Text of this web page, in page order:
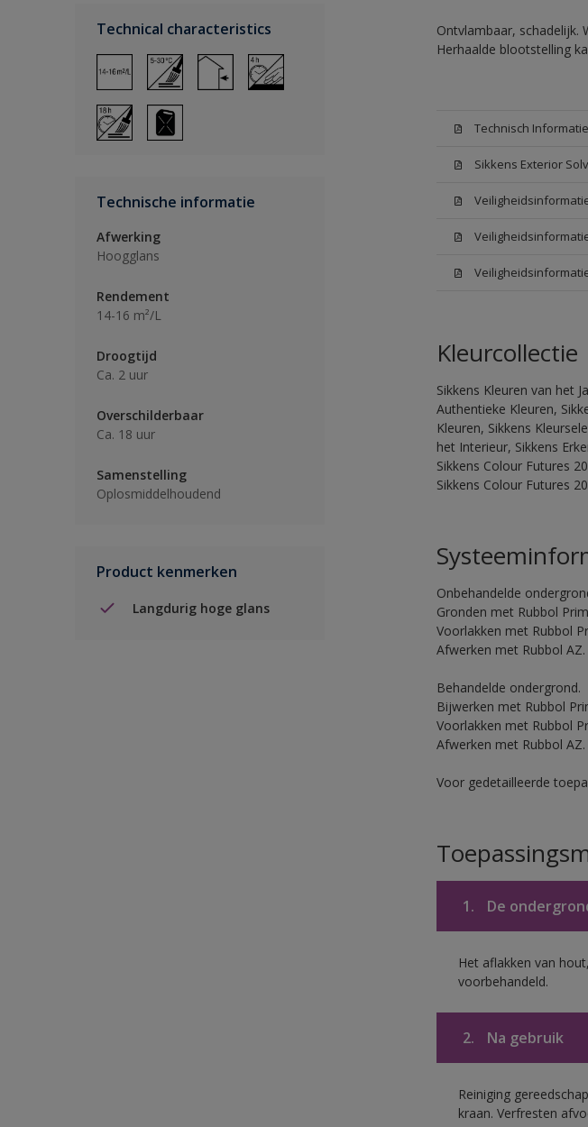
Technical characteristics
Technische informatie
Afwerking
Hoogglans
Rendement
14-16 m²/L
Droogtijd
Ca. 2 uur
Overschilderbaar
Ca. 18 uur
Samenstelling
Oplosmiddelhoudend
Product kenmerken
Langdurig hoge glans
Ontvlambaar, schadelijk.
Herhaalde blootstelling
Technisch
Sikkens Exterior
Kleurcollectie
Sikkens Kleuren van het
Authentieke Kleuren,
Kleuren, Sikkens
het Interieur, Sikkens
Sikkens Colour Futures
Sikkens Colour Futures
Onbehandelde
Gronden met Rubbol
Voorlakken met Rubbol
Afwerken met Rubbol AZ.
Behandelde ondergrond.
Bijwerken met Rubbol
Voorlakken met Rubbol
Afwerken met Rubbol AZ.
Voor gedetailleerde
1. De
Het aflakken van
voorbehandeld.
2. Na gebruik
Reiniging
kraan. Verfresten